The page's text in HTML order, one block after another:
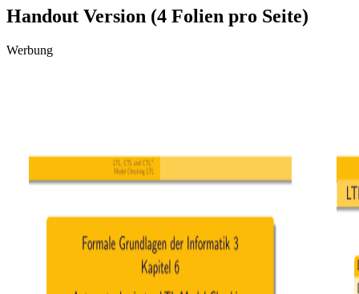
Handout Version (4 Folien pro Seite)
Werbung